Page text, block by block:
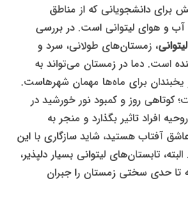
برای دانشجویانی که از مناطق
آب و هوای لیتوانی است. در بررسی
، زمستان‌های طولانی، سرد و
است. دما در زمستان می‌تواند به
برای ماه‌ها مهمان شهرهاست.
کوتاهی روز و کمبود نور خورشید در
افراد تاثیر بگذارد و منجر به
آفتاب هستید، شاید سازگاری با این
تابستان‌های لیتوانی بسیار دلپذیر،
حدی سختی زمستان را جبران